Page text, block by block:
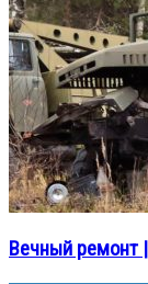
Вечный ремонт